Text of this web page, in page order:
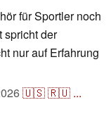
für Sportler noch
spricht der
nur auf Erfahrung
🇺🇸🇷🇺 ...